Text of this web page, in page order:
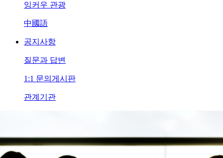
잉커우 관광
中國語
공지사항
질문과 답변
1:1 문의게시판
관계기관